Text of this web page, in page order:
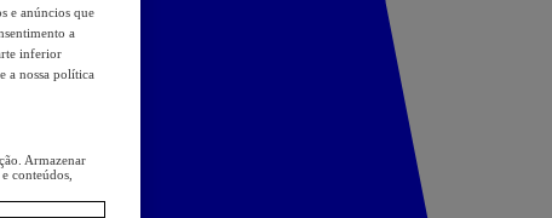
e anúncios que
a
inferior
a nossa política
Armazenar
conteúdos,